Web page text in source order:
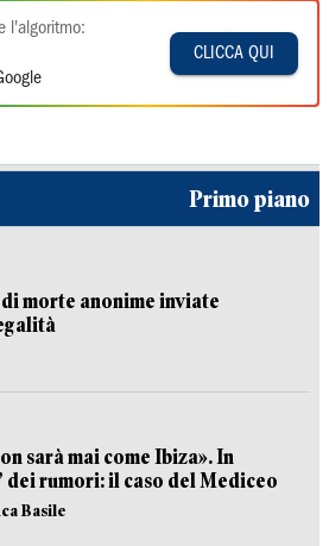
l'algoritmo:
CLICCA QUI
Primo piano
morte anonime inviate
sarà mai come Ibiza». In
dei rumori: il caso del Mediceo
Basile